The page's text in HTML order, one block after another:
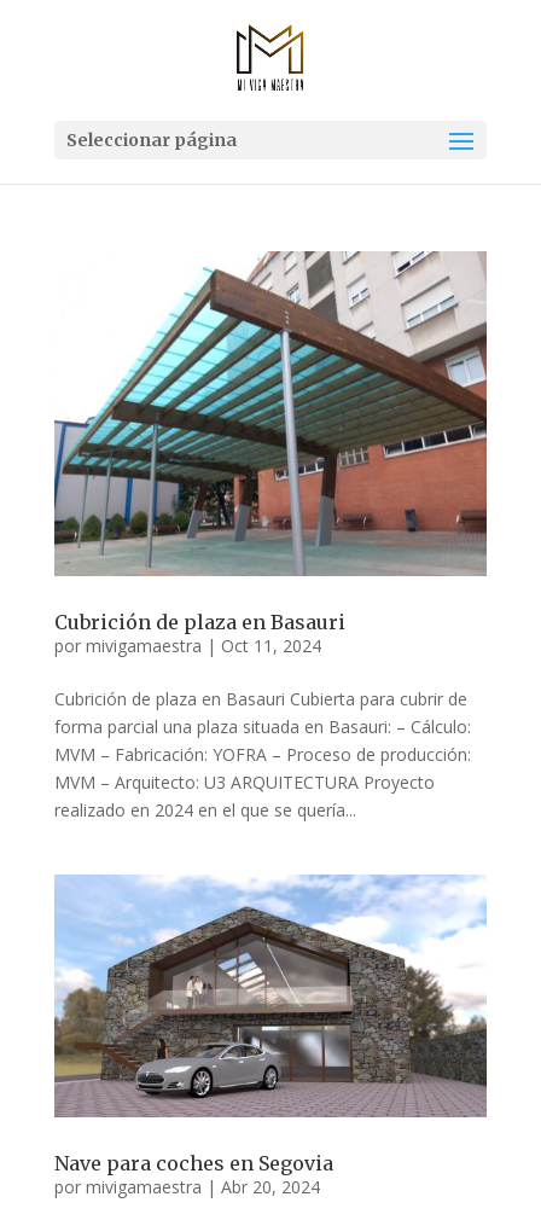
Seleccionar página
Cubrición de plaza en Basauri
por mivigamaestra | Oct 11, 2024
Cubrición de plaza en Basauri Cubierta para cubrir de
forma parcial una plaza situada en Basauri: – Cálculo:
MVM – Fabricación: YOFRA – Proceso de producción:
MVM – Arquitecto: U3 ARQUITECTURA Proyecto
realizado en 2024 en el que se quería...
Nave para coches en Segovia
por mivigamaestra | Abr 20, 2024